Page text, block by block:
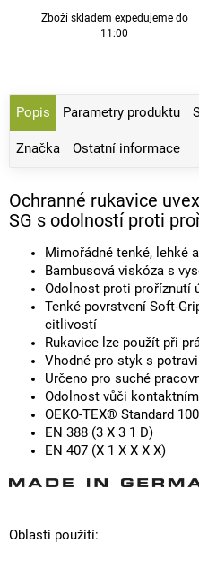
Zboží skladem expedujeme do
11:00
Popis Parametry produktu
Značka Ostatní informace
Ochranné rukavice
SG s odolností proti
Mimořádné tenké, lehké
Bambusová viskóza s
Odolnost proti proříznutí
Tenké povrstvení Soft-
citlivostí
Rukavice lze použít při
Vhodné pro styk s
Určeno pro suché
Odolnost vůči
OEKO-TEX® Standard 100
EN 388 (3 X 3 1 D)
EN 407 (X 1 X X X X)
Oblasti použití: